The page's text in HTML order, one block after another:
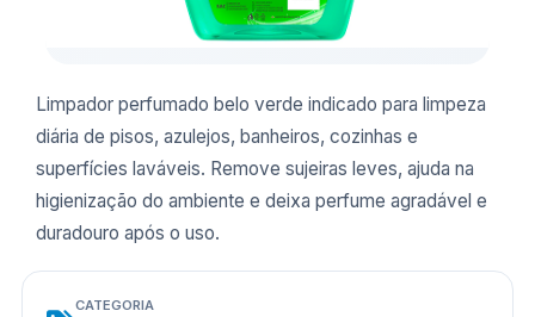
Limpador perfumado belo verde indicado para limpeza
diária de pisos, azulejos, banheiros, cozinhas e
superfícies laváveis. Remove sujeiras leves, ajuda na
higienização do ambiente e deixa perfume agradável e
duradouro após o uso.
CATEGORIA